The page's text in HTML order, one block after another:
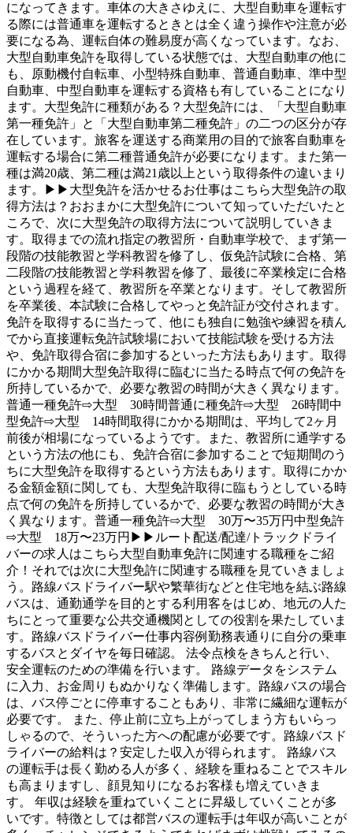
になってきます。車体の大きさゆえに、大型自動車を運転す
る際には普通車を運転するときとは全く違う操作や注意が必
要になる為、運転自体の難易度が高くなっています。なお、
大型自動車免許を取得している状態では、大型自動車の他に
も、原動機付自転車、小型特殊自動車、普通自動車、準中型
自動車、中型自動車を運転する資格も有していることになり
ます。大型免許に種類がある？大型免許には、「大型自動車
第一種免許」と「大型自動車第二種免許」の二つの区分が存
在しています。旅客を運送する商業用の目的で旅客自動車を
運転する場合に第二種普通免許が必要になります。また第一
種は満20歳、第二種は満21歳以上という取得条件の違いまり
ます。▶▶大型免許を活かせるお仕事はこちら大型免許の取
得方法は？おおまかに大型免許について知っていただいたと
ころで、次に大型免許の取得方法について説明していきま
す。取得までの流れ指定の教習所・自動車学校で、まず第一
段階の技能教習と学科教習を修了し、仮免許試験に合格、第
二段階の技能教習と学科教習を修了、最後に卒業検定に合格
という過程を経て、教習所を卒業となります。そして教習所
を卒業後、本試験に合格してやっと免許証が交付されます。
免許を取得するに当たって、他にも独自に勉強や練習を積ん
でから直接運転免許試験場において技能試験を受ける方法
や、免許取得合宿に参加するといった方法もあります。取得
にかかる期間大型免許取得に臨むに当たる時点で何の免許を
所持しているかで、必要な教習の時間が大きく異なります。
普通一種免許⇨大型 30時間普通に種免許⇨大型 26時間中
型免許⇨大型 14時間取得にかかる期間は、平均して2ヶ月
前後が相場になっているようです。また、教習所に通学する
という方法の他にも、免許合宿に参加することで短期間のう
ちに大型免許を取得するという方法もあります。取得にかか
る金額金額に関しても、大型免許取得に臨もうとしている時
点で何の免許を所持しているかで、必要な教習の時間が大き
く異なります。普通一種免許⇨大型 30万〜35万円中型免許
⇨大型 18万〜23万円▶▶ルート配送/配達/トラックドライ
バーの求人はこちら大型自動車免許に関連する職種をご紹
介！それでは次に大型免許に関連する職種を見ていきましょ
う。路線バスドライバー駅や繁華街などと住宅地を結ぶ路線
バスは、通勤通学を目的とする利用客をはじめ、地元の人た
ちにとって重要な公共交通機関としての役割を果たしていま
す。路線バスドライバー仕事内容例勤務表通りに自分の乗車
するバスとダイヤを毎日確認。 法令点検をきちんと行い、
安全運転のための準備を行います。 路線データをシステム
に入力、お金周りもぬかりなく準備します。路線バスの場合
は、バス停ごとに停車することもあり、非常に繊細な運転が
必要です。 また、停止前に立ち上がってしまう方もいらっ
しゃるので、そういった方への配慮が必要です。路線バスド
ライバーの給料は？安定した収入が得られます。 路線バス
の運転手は長く勤める人が多く、経験を重ねることでスキル
も高まりますし、顔見知りになるお客様も増えていきま
す。 年収は経験を重ねていくことに昇級していくことが多
いです。特徴としては都営バスの運転手は年収が高いことが